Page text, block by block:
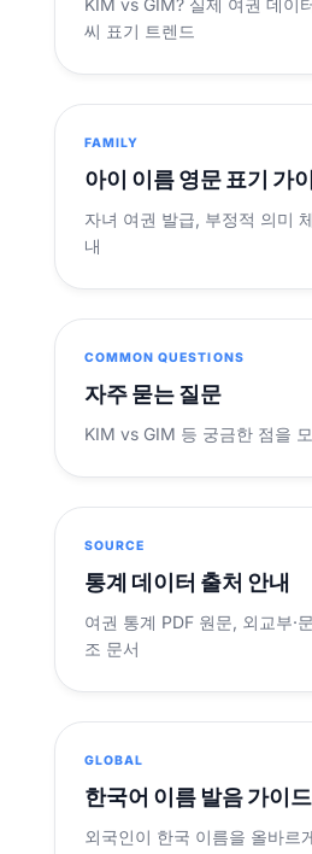
KIM vs GIM? 실제 여권 데이
씨 표기 트렌드
FAMILY
아이 이름 영문 표기 가
자녀 여권 발급, 부정적 의미
내
COMMON QUESTIONS
자주 묻는 질문
KIM vs GIM 등 궁금한 점을
SOURCE
통계 데이터 출처 안내
여권 통계 PDF 원문, 외교부·
조 문서
GLOBAL
한국어 이름 발음 가이드
외국인이 한국 이름을 올바르